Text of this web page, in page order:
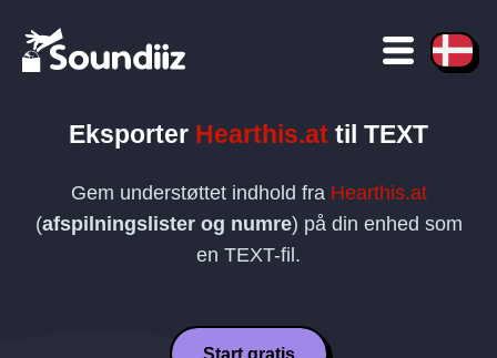
Eksporter Hearthis.at til TEXT
Gem understøttet indhold fra Hearthis.at
(afspilningslister og numre) på din enhed som
en TEXT-fil.
Start gratis